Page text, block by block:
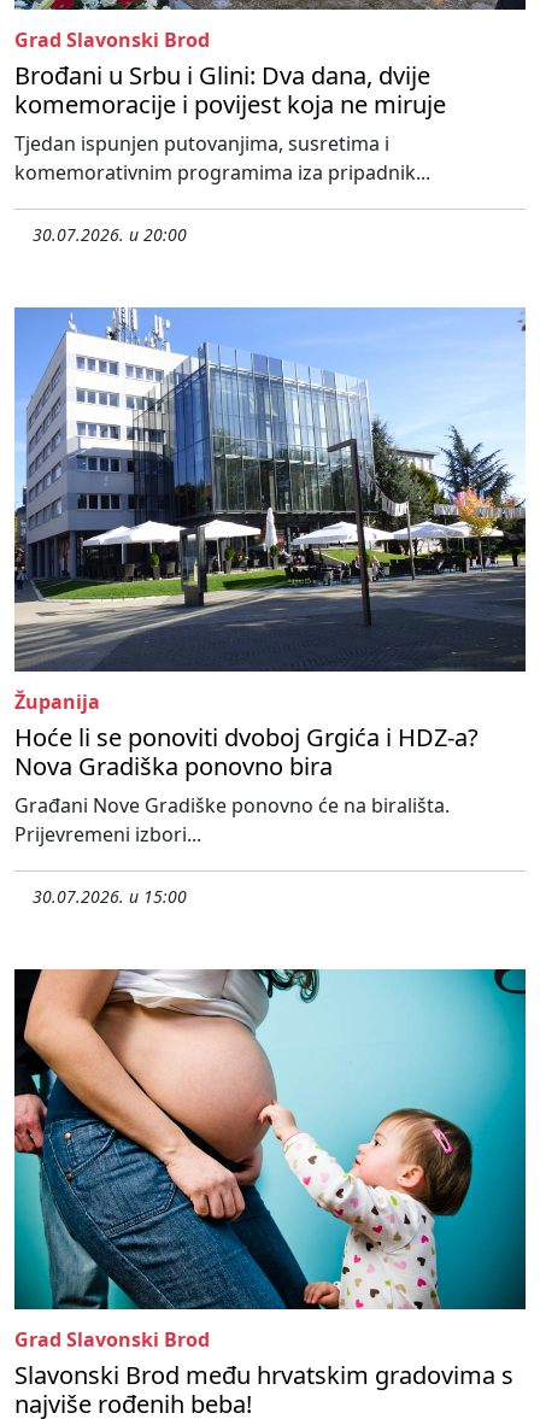
Grad Slavonski Brod
Brođani u Srbu i Glini: Dva dana, dvije
komemoracije i povijest koja ne miruje
Tjedan ispunjen putovanjima, susretima i
komemorativnim programima iza pripadnik...
30.07.2026. u 20:00
Županija
Hoće li se ponoviti dvoboj Grgića i HDZ-a?
Nova Gradiška ponovno bira
Građani Nove Gradiške ponovno će na birališta.
Prijevremeni izbori...
30.07.2026. u 15:00
Grad Slavonski Brod
Slavonski Brod među hrvatskim gradovima s
najviše rođenih beba!